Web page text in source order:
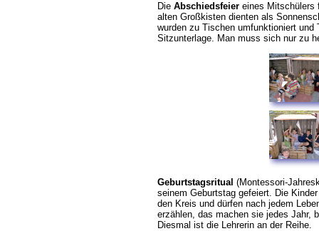
Die Abschiedsfeier eines Mitschülers
alten Großkisten dienten als
wurden zu Tischen umfunktioniert und
Sitzunterlage. Man muss sich nur zu
Geburtstagsritual (Montessori-
seinem Geburtstag gefeiert.
Die
den Kreis und dürfen nach jedem
erzählen, das machen sie jedes Jahr,
Diesmal ist die Lehrerin an der Reihe.